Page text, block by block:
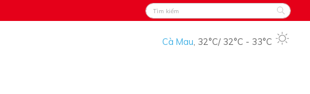
Cà Mau, 32°C/ 32°C - 33°C